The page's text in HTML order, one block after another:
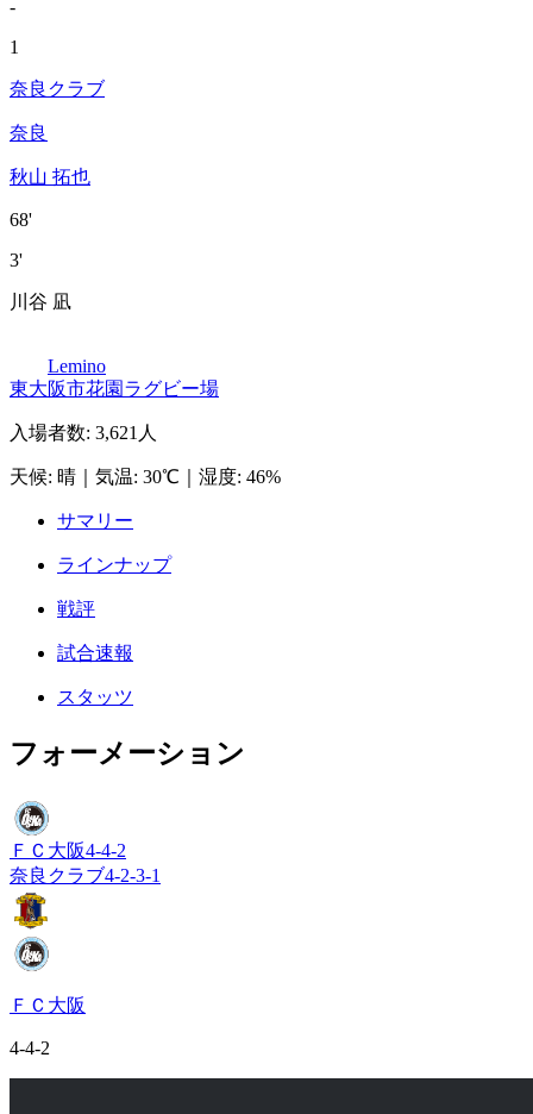
-
1
奈良クラブ
奈良
秋山 拓也
68'
3'
川谷 凪
Lemino
東大阪市花園ラグビー場
入場者数: 3,621人
天候: 晴 気温: 30℃ 湿度: 46%
サマリー
ラインナップ
戦評
試合速報
スタッツ
フォーメーション
ＦＣ大阪4-4-2
奈良クラブ4-2-3-1
ＦＣ大阪
4-4-2